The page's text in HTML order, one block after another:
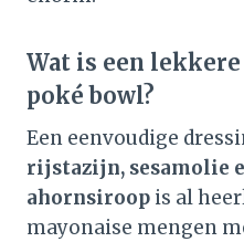
Wat is een
poké bowl?
Een eenvoudige
rijstazijn, sesamolie
ahornsiroop is al
mayonaise mengen